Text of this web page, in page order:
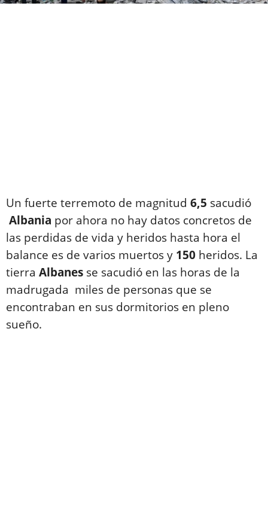
Un fuerte terremoto de magnitud 6,5 sacudió
Albania por ahora no hay datos concretos de
las perdidas de vida y heridos hasta hora el
balance es de varios muertos y 150 heridos. La
tierra Albanes se sacudió en las horas de la
madrugada miles de personas que se
encontraban en sus dormitorios en pleno
sueño.